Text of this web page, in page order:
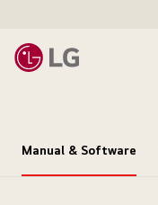
Manual & Software